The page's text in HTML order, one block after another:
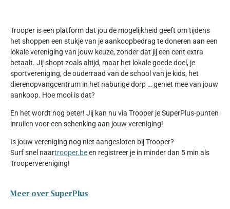
Trooper is een platform dat jou de mogelijkheid geeft om tijdens
het shoppen een stukje van je aankoopbedrag te doneren aan een
lokale vereniging van jouw keuze, zonder dat jij een cent extra
betaalt. Jij shopt zoals altijd, maar het lokale goede doel, je
sportvereniging, de ouderraad van de school van je kids, het
dierenopvangcentrum in het naburige dorp … geniet mee van jouw
aankoop. Hoe mooi is dat?
En het wordt nog beter! Jij kan nu via Trooper je SuperPlus-punten
inruilen voor een schenking aan jouw vereniging!
Is jouw vereniging nog niet aangesloten bij Trooper?
Surf snel naartrooper.been registreer je in minder dan 5 min als
Troopervereniging!
Meer over SuperPlus